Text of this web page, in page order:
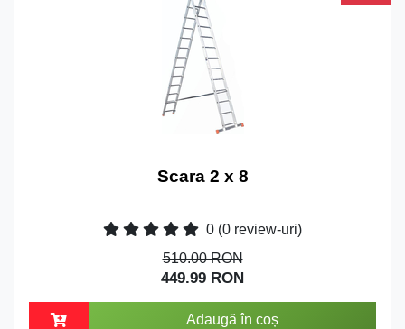
Scara 2 x 8
0 (0 review-uri)
510.00 RON
449.99 RON
Adaugă în coș